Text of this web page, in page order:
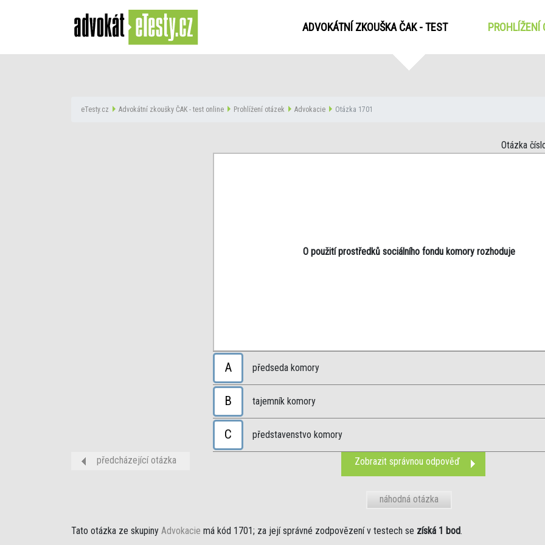
ADVOKÁTNÍ ZKOUŠKA ČAK - TEST PROHLÍŽENÍ
eTesty.cz Advokátní zkoušky ČAK - test online Prohlížení otázek Advokacie Otázka 1701
Otázka
O použití prostředků sociálního fondu komory rozhoduje
A předseda komory
B tajemník komory
C představenstvo komory
Zobrazit správnou odpověď
předcházející otázka
náhodná otázka
Tato otázka ze skupiny Advokacie má kód 1701; za její správné zodpovězení v testech se získá 1 bod.